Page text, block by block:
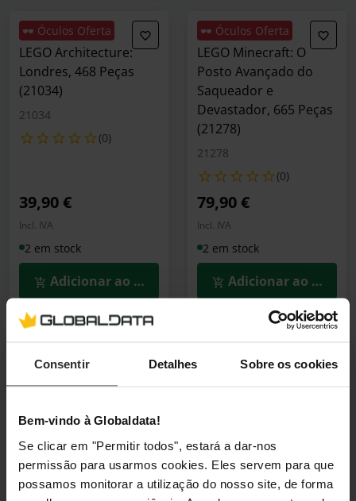
Consentir Detalhes Sobre os cookies
Bem-vindo à Globaldata!
Se clicar em "Permitir todos", estará a dar-nos
permissão para usarmos cookies. Eles servem para que
possamos monitorar a utilização do nosso site, de forma
🕶️ Óculos Oferta
LEGO Architecture:
Londres, 468 Peças
(21034)
21034
(0)
39,90 €
Incl. IVA
2 em stock
Adicionar ao Carrinho
🕶️ Óculos Oferta
LEGO Minecraft: O
Posto Avançado do
Saqueador e
Devastador, 665 Peças
(21278)
21278
(0)
79,90 €
Incl. IVA
2 em stock
Adicionar ao
LEGO Editions: Troféu
Oficial do Campeonato
2842 Peças (43020)
43020
(0)
LEGO Technic: Planeta